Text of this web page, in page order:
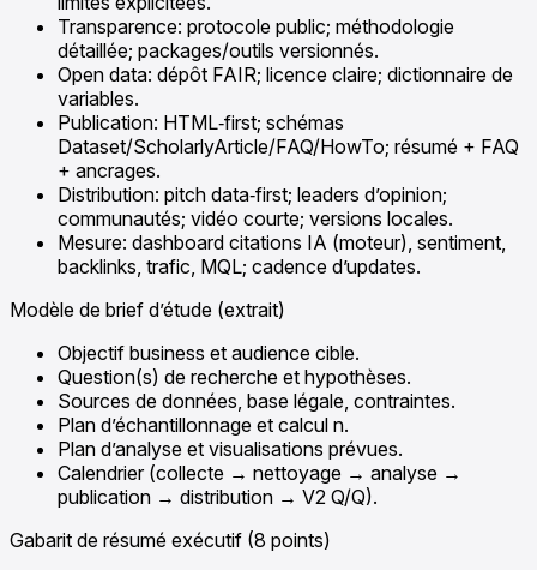
Transparence: protocole public; méthodologie
détaillée; packages/outils versionnés.
Open data: dépôt FAIR; licence claire; dictionnaire de
variables.
Publication: HTML‑first; schémas
Dataset/ScholarlyArticle/FAQ/HowTo; résumé + FAQ
+ ancrages.
Distribution: pitch data‑first; leaders d’opinion;
communautés; vidéo courte; versions locales.
Mesure: dashboard citations IA (moteur), sentiment,
backlinks, trafic, MQL; cadence d’updates.
Modèle de brief d’étude (extrait)
Objectif business et audience cible.
Question(s) de recherche et hypothèses.
Sources de données, base légale, contraintes.
Plan d’échantillonnage et calcul n.
Plan d’analyse et visualisations prévues.
Calendrier (collecte → nettoyage → analyse →
publication → distribution → V2 Q/Q).
Gabarit de résumé exécutif (8 points)